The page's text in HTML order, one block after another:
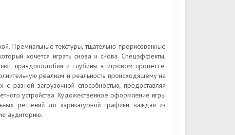
Премиальные текстуры, тщательно прорисованные
хочется играть снова и снова. Спецэффекты,
правдоподобия и глубины в игровом процессе.
реализм и реальность происходящему на
разной загрузочной способностью, предоставляя
устройства. Художественное оформление игры
решений до карикатурной графики, каждая из
аудиторию.